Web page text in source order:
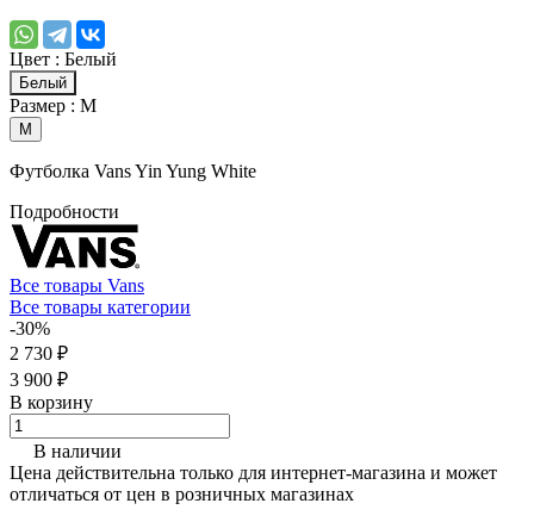
Цвет : Белый
Белый
Размер : M
M
Футболка Vans Yin Yung White
Подробности
Все товары Vans
Все товары категории
-30%
2 730 ₽
3 900 ₽
В корзину
В наличии
Цена действительна только для интернет-магазина и может
отличаться от цен в розничных магазинах